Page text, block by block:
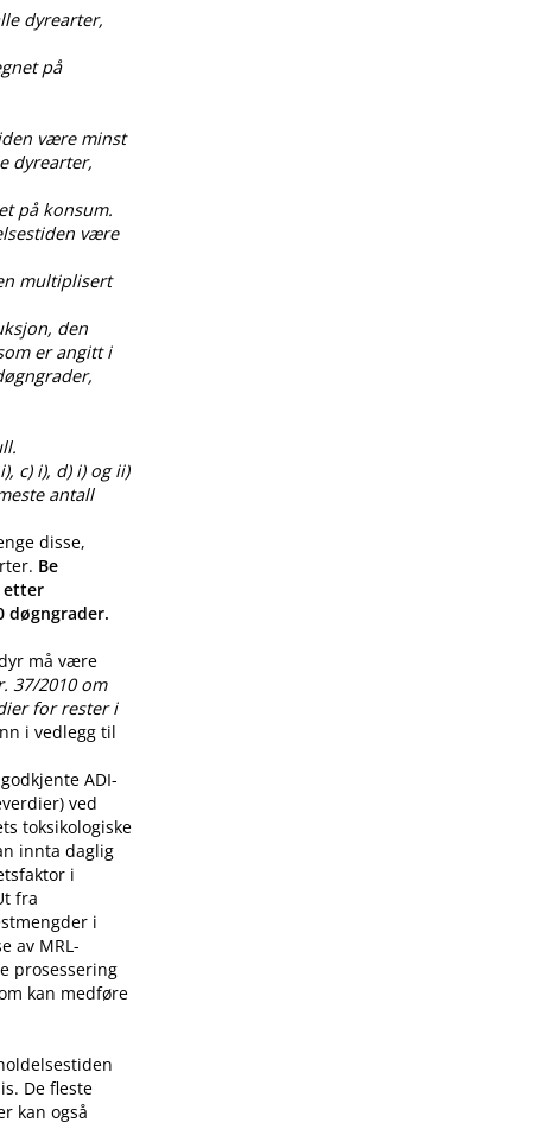
dyrearter,
på
være minst
dyrearter,
på konsum.
være
multiplisert
den
er angitt i
c) i), d) i) og ii)
antall
disse,
Be
etter
døgngrader.
må være
37/2010 om
for rester i
i vedlegg til
godkjente ADI-
ved
toksikologiske
innta daglig
i
fra
i
av MRL-
prosessering
kan medføre
De fleste
kan også